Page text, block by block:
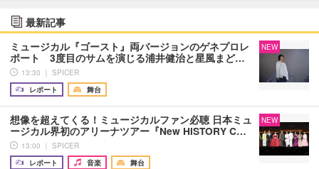
最新記事
ミュージカル『ゴースト』両バージョンのゲネプロレ
ポート 3度目のサムを演じる浦井健治と星風まど…
13:30 ｜ SPICER
レポート
舞台
NEW
想像を超えてくる！ミュージカルファン必聴 日本ミュ
ージカル界初のアリーナツアー『New HISTORY C…
13:00 ｜ SPICER
レポート
音楽 舞台
NEW